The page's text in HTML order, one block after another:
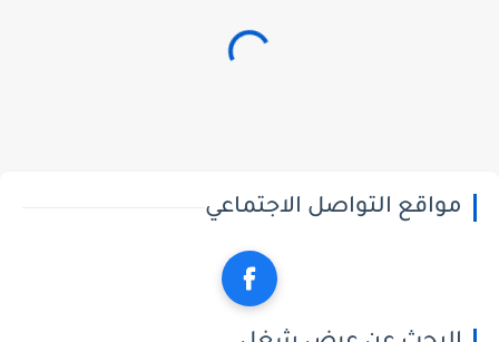
مواقع التواصل الاجتماعي